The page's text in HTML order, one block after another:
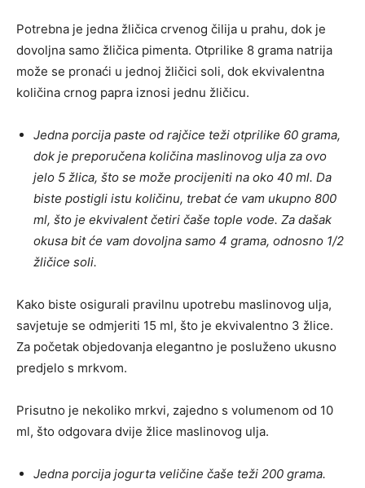
Potrebna je jedna žličica crvenog čilija u prahu, dok je
dovoljna samo žličica pimenta. Otprilike 8 grama natrija
može se pronaći u jednoj žličici soli, dok ekvivalentna
količina crnog papra iznosi jednu žličicu.
Jedna porcija paste od rajčice teži otprilike 60 grama,
dok je preporučena količina maslinovog ulja za ovo
jelo 5 žlica, što se može procijeniti na oko 40 ml. Da
biste postigli istu količinu, trebat će vam ukupno 800
ml, što je ekvivalent četiri čaše tople vode. Za dašak
okusa bit će vam dovoljna samo 4 grama, odnosno 1/2
žličice soli.
Kako biste osigurali pravilnu upotrebu maslinovog ulja,
savjetuje se odmjeriti 15 ml, što je ekvivalentno 3 žlice.
Za početak objedovanja elegantno je posluženo ukusno
predjelo s mrkvom.
Prisutno je nekoliko mrkvi, zajedno s volumenom od 10
ml, što odgovara dvije žlice maslinovog ulja.
Jedna porcija jogurta veličine čaše teži 200 grama.